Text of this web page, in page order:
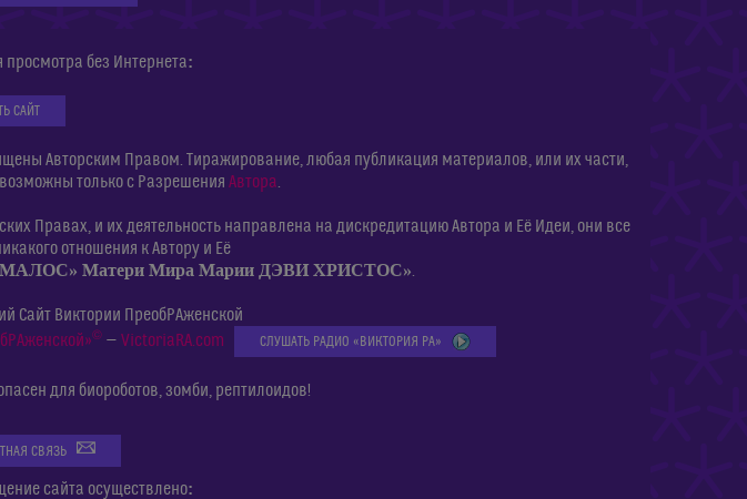
просмотра без Интернета:
САЙТ
Авторским Правом. Тиражирование, любая публикация материалов, или их части,
только с Разрешения Автора.
Правах, и их деятельность направлена на дискредитацию Автора и Её Идеи, они все
отношения к Автору и Её
Матери Мира Марии ДЭВИ ХРИСТОС».
Сайт Виктории ПреобРАженской
© — VictoriaRA.com СЛУШАТЬ РАДИО «ВИКТОРИЯ РА»
для биороботов, зомби, рептилоидов!
СВЯЗЬ
сайта осуществлено: